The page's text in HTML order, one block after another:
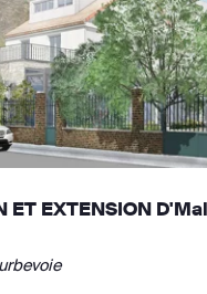
ET EXTENSION